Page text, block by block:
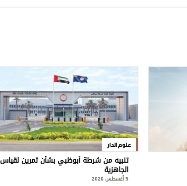
علوم الدار
تنبيه من شرطة أبوظبي بشأن تمرين لقياس
الجاهزية
5 أغسطس 2026